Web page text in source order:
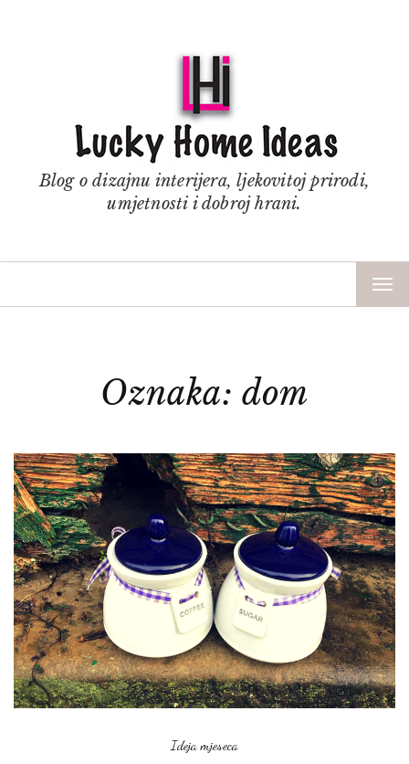
Blog o dizajnu interijera, ljekovitoj prirodi,
umjetnosti i dobroj hrani.
Oznaka: dom
Ideja mjeseca